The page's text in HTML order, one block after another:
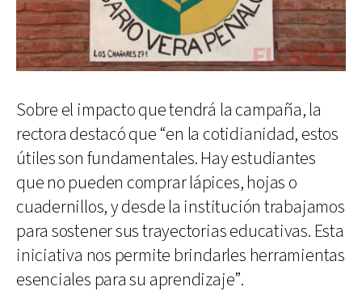
Sobre el impacto que tendrá la campaña, la
rectora destacó que “en la cotidianidad, estos
útiles son fundamentales. Hay estudiantes
que no pueden comprar lápices, hojas o
cuadernillos, y desde la institución trabajamos
para sostener sus trayectorias educativas. Esta
iniciativa nos permite brindarles herramientas
esenciales para su aprendizaje”.